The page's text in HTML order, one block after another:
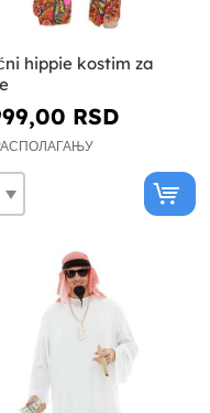
hippie kostim za
RSD